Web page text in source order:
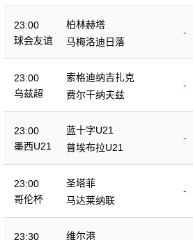
23:00
球会友谊
柏林赫塔
-
马梅洛迪日落
23:00
乌兹超
索格迪纳吉扎克
-
费尔干纳夫兹
23:00
墨西U21
蓝十字U21
-
普埃布拉U21
23:00
哥伦杯
圣塔菲
-
马达莱纳联
23:30 维尔港